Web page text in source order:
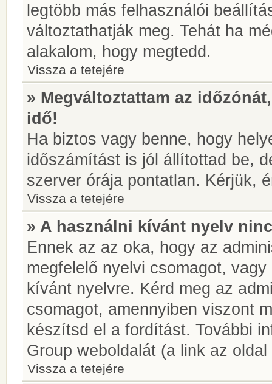
legtöbb más felhasználói
változtathatják meg. Tehát ha
alakalom, hogy megtedd.
Vissza a tetejére
» Megváltoztattam az
idő!
Ha biztos vagy benne, hogy
időszámítást is jól állítottad be,
szerver órája pontatlan. Kérjük,
Vissza a tetejére
» A használni kívánt nyelv
Ennek az az oka, hogy az
megfelelő nyelvi csomagot,
kívánt nyelvre. Kérd meg az
csomagot, amennyiben viszont
készítsd el a fordítást. További
Group weboldalát (a link az
Vissza a tetejére